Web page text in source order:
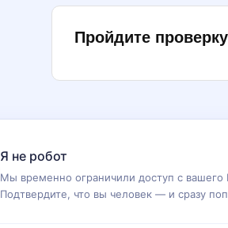
Пройдите проверку
Я не робот
Мы временно ограничили доступ с вашего
Подтвердите, что вы человек — и сразу